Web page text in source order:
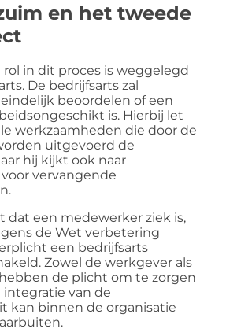
en het tweede
in dit proces is weggelegd
De bedrijfsarts zal
beoordelen of een
is. Hierbij let
werkzaamheden die door de
uitgevoerd de
hij kijkt ook naar
vervangende
dat een medewerker ziek is,
de Wet verbetering
een bedrijfsarts
Zowel de werkgever als
de plicht om te zorgen
van de
kan binnen de organisatie